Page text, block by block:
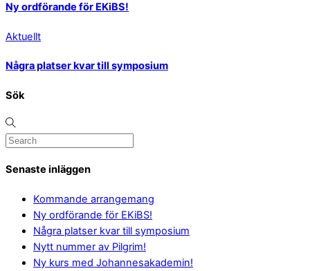
Ny ordförande för EKiBS!
Aktuellt
Några platser kvar till symposium
Sök
Senaste inläggen
Kommande arrangemang
Ny ordförande för EKiBS!
Några platser kvar till symposium
Nytt nummer av Pilgrim!
Ny kurs med Johannesakademin!